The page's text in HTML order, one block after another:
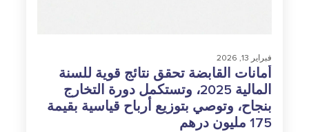
فبراير 13, 2026
أمانات القابضة تحقق نتائج قوية للسنة
المالية 2025، وتستكمل دورة التخارج
بنجاح، وتوصي بتوزيع أرباح قياسية بقيمة
175 مليون درهم